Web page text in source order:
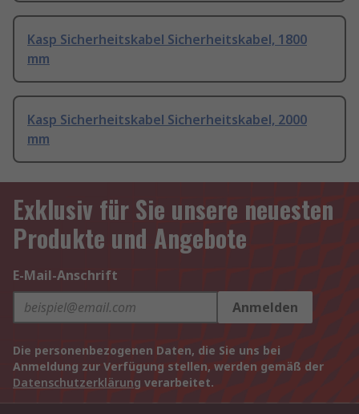
Kasp Sicherheitskabel Sicherheitskabel, 1800
mm
Kasp Sicherheitskabel Sicherheitskabel, 2000
mm
Exklusiv für Sie unsere neuesten
Produkte und Angebote
E-Mail-Anschrift
Anmelden
Die personenbezogenen Daten, die Sie uns bei
Anmeldung zur Verfügung stellen, werden gemäß der
Datenschutzerklärung verarbeitet.